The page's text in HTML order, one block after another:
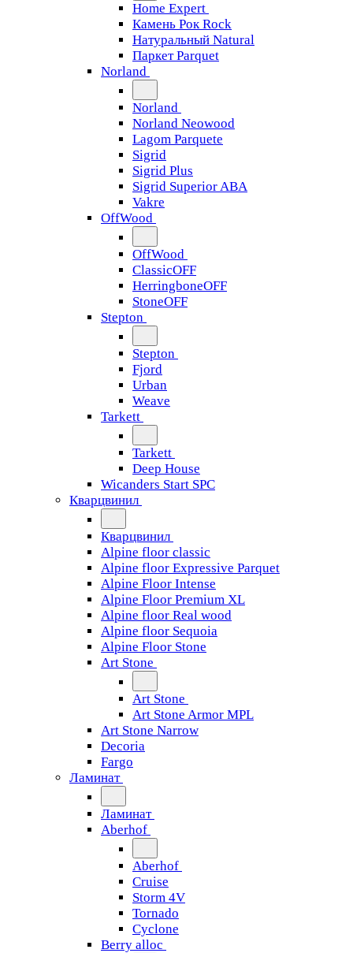
Home Expert
Камень Рок Rock
Натуральный Natural
Паркет Parquet
Norland
Norland
Norland Neowood
Lagom Parquete
Sigrid
Sigrid Plus
Sigrid Superior ABA
Vakre
OffWood
OffWood
ClassicOFF
HerringboneOFF
StoneOFF
Stepton
Stepton
Fjord
Urban
Weave
Tarkett
Tarkett
Deep House
Wicanders Start SPC
Кварцвинил
Кварцвинил
Alpine floor classic
Alpine floor Expressive Parquet
Alpine Floor Intense
Alpine Floor Premium XL
Alpine floor Real wood
Alpine floor Sequoia
Alpine Floor Stone
Art Stone
Art Stone
Art Stone Armor MPL
Art Stone Narrow
Decoria
Fargo
Ламинат
Ламинат
Aberhof
Aberhof
Cruise
Storm 4V
Tornado
Сyclone
Berry alloc